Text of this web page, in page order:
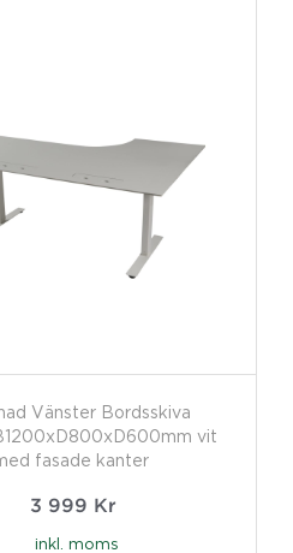
Vänster Bordsskiva
vit
fasade kanter
3 999 Kr
inkl. moms